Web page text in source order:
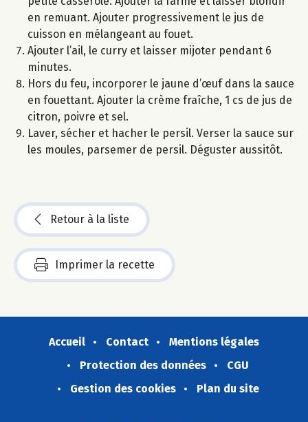
en remuant. Ajouter progressivement le jus de
cuisson en mélangeant au fouet.
Ajouter l’ail, le curry et laisser mijoter pendant 6
minutes.
Hors du feu, incorporer le jaune d’œuf dans la sauce
en fouettant. Ajouter la crème fraîche, 1 cs de jus de
citron, poivre et sel.
Laver, sécher et hacher le persil. Verser la sauce sur
les moules, parsemer de persil. Déguster aussitôt.
Retour à la liste
Imprimer la recette
Accueil Contact
Mentions légales
Protection des données
CGU
Gestion des cookies
Plan du site